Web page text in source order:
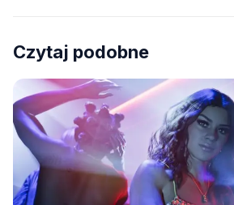
Czytaj podobne